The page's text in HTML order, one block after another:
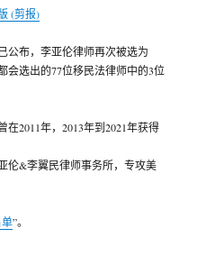
(剪报)
公布，李亚伦律师再次被选为
会选出的77位移民法律师中的3位
2011年，2013年到2021年获得
伦&李翼民律师事务所，专攻美
单”。